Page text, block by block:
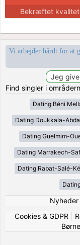
Bekræftet kvalitet
Vi arbejder hårdt for at
Find singler i
Dating Béni
Dating Doukkala-Abda
Dating Guelmim-
Dating Marrakech-
Dating Rabat-Salé-
Nyheder|
Cookies & GDPR